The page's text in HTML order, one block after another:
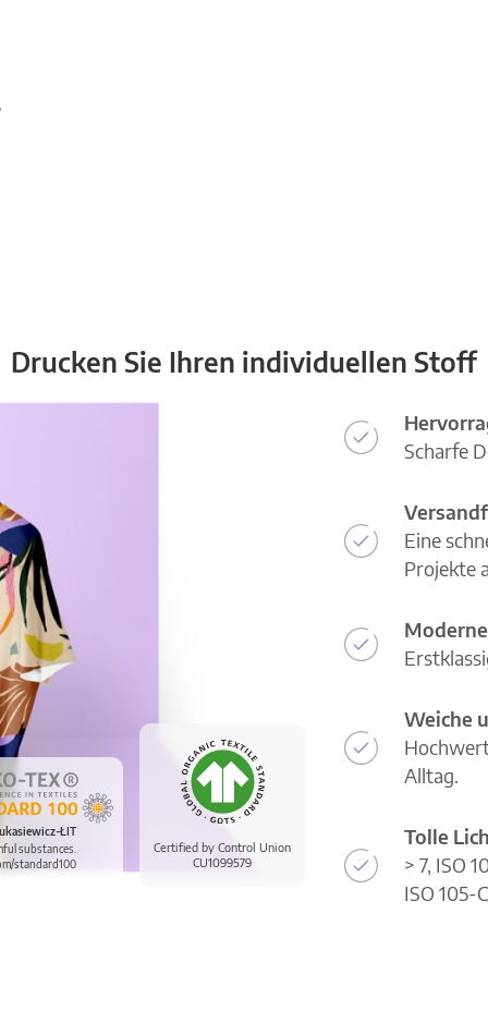
Drucken Sie Ihren individuellen Stoff
Certified by Control Union
CU1099579
ŁIT
substances.
standard100
Scharfe
Eine
Projekte
Weiche
Alltag.
Tolle
> 7, ISO
ISO 105-